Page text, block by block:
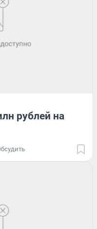
рублей на